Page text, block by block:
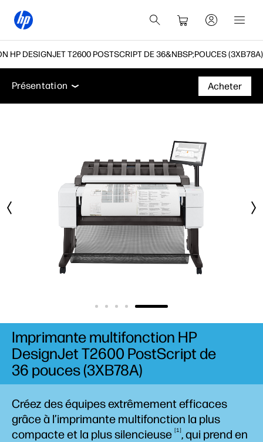
HP DESIGNJET T2600 POSTSCRIPT DE 36&NBSP;POUCES (3XB78A)
Présentation Fiche technique Accessoires
Présentation
Assistance
Acheter
Créez des équipes extrêmement efficaces
grâce à l’imprimante multifonction la plus
compacte et la plussilencieuse 1 , qui prend en
Imprimante multifonction HP
DesignJet T2600 PostScript de
36 pouces (3XB78A)